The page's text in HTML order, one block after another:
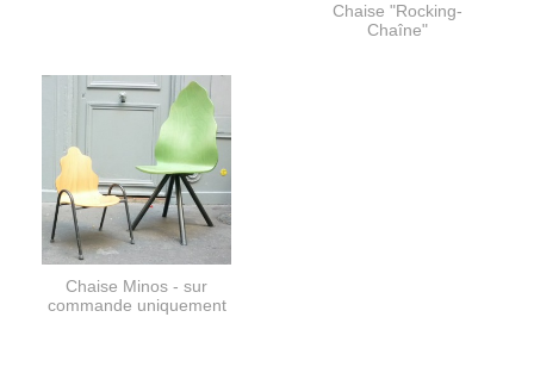
Chaise "Rocking-
Chaîne"
Chaise Minos - sur
commande uniquement